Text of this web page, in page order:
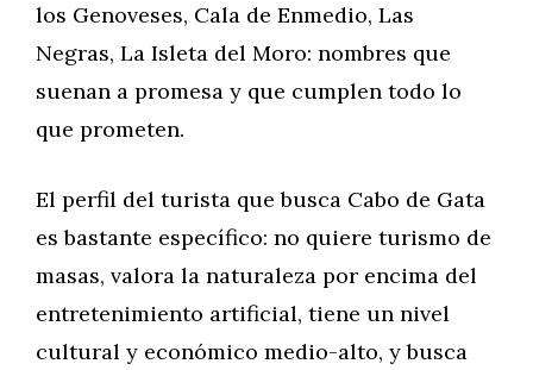
los Genoveses, Cala de Enmedio, Las
Negras, La Isleta del Moro: nombres que
suenan a promesa y que cumplen todo lo
que prometen.
El perfil del turista que busca Cabo de Gata
es bastante específico: no quiere turismo de
masas, valora la naturaleza por encima del
entretenimiento artificial, tiene un nivel
cultural y económico medio-alto, y busca